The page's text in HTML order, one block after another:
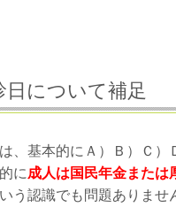
日について補足
、基本的にＡ）Ｂ）Ｃ
に成人は国民年金または
う認識でも問題ありませ